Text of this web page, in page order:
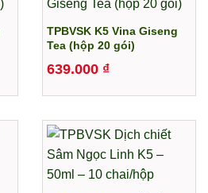
TPBVSK K5 Vina Giseng
Tea (hộp 20 gói)
639.000 ₫